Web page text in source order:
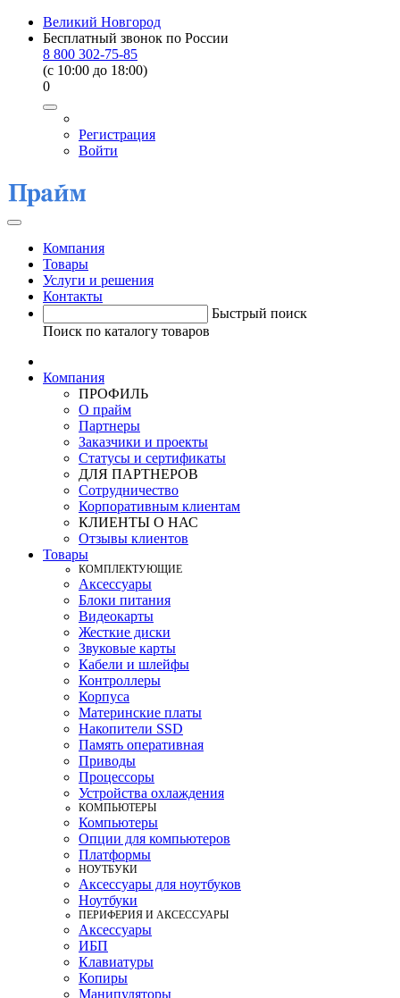
Великий Новгород
Бесплатный звонок по России
8 800 302-75-85
(c 10:00 до 18:00)
0
Регистрация
Войти
Компания
Товары
Услуги и решения
Контакты
Быстрый поиск
Поиск по каталогу товаров
Компания
ПРОФИЛЬ
О прайм
Партнеры
Заказчики и проекты
Статусы и сертификаты
ДЛЯ ПАРТНЕРОВ
Сотрудничество
Корпоративным клиентам
КЛИЕНТЫ О НАС
Отзывы клиентов
Товары
КOМПЛЕКТУЮЩИЕ
Аксессуары
Блоки питания
Видеокарты
Жесткие диски
Звуковые карты
Кабели и шлейфы
Контроллеры
Корпуса
Материнские платы
Накопители SSD
Память оперативная
Приводы
Процессоры
Устройства охлаждения
КОМПЬЮТЕРЫ
Компьютеры
Опции для компьютеров
Платформы
НОУТБУКИ
Аксессуары для ноутбуков
Ноутбуки
ПЕРИФЕРИЯ И АКСЕССУАРЫ
Аксессуары
ИБП
Клавиатуры
Копиры
Манипуляторы